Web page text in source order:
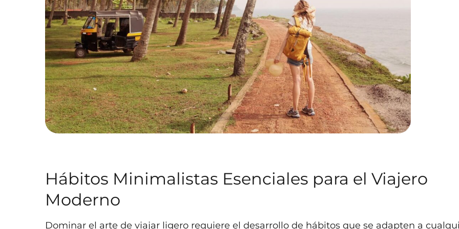
Hábitos Minimalistas Esenciales para el Viajero
Moderno
Dominar el arte de viajar ligero requiere el desarrollo de hábitos que se adapten a